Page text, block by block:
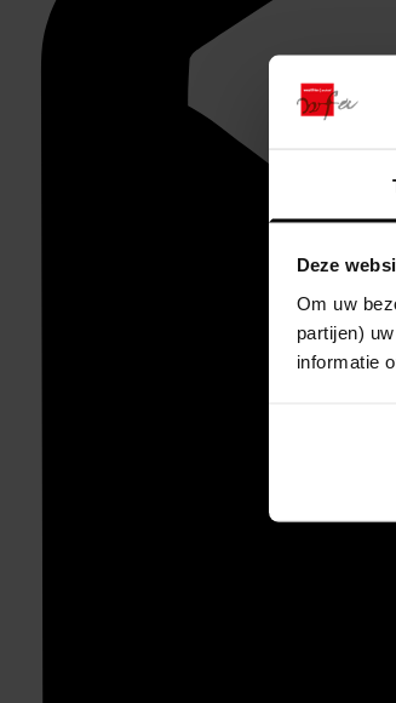
Deze
Om uw
partijen)
informatie